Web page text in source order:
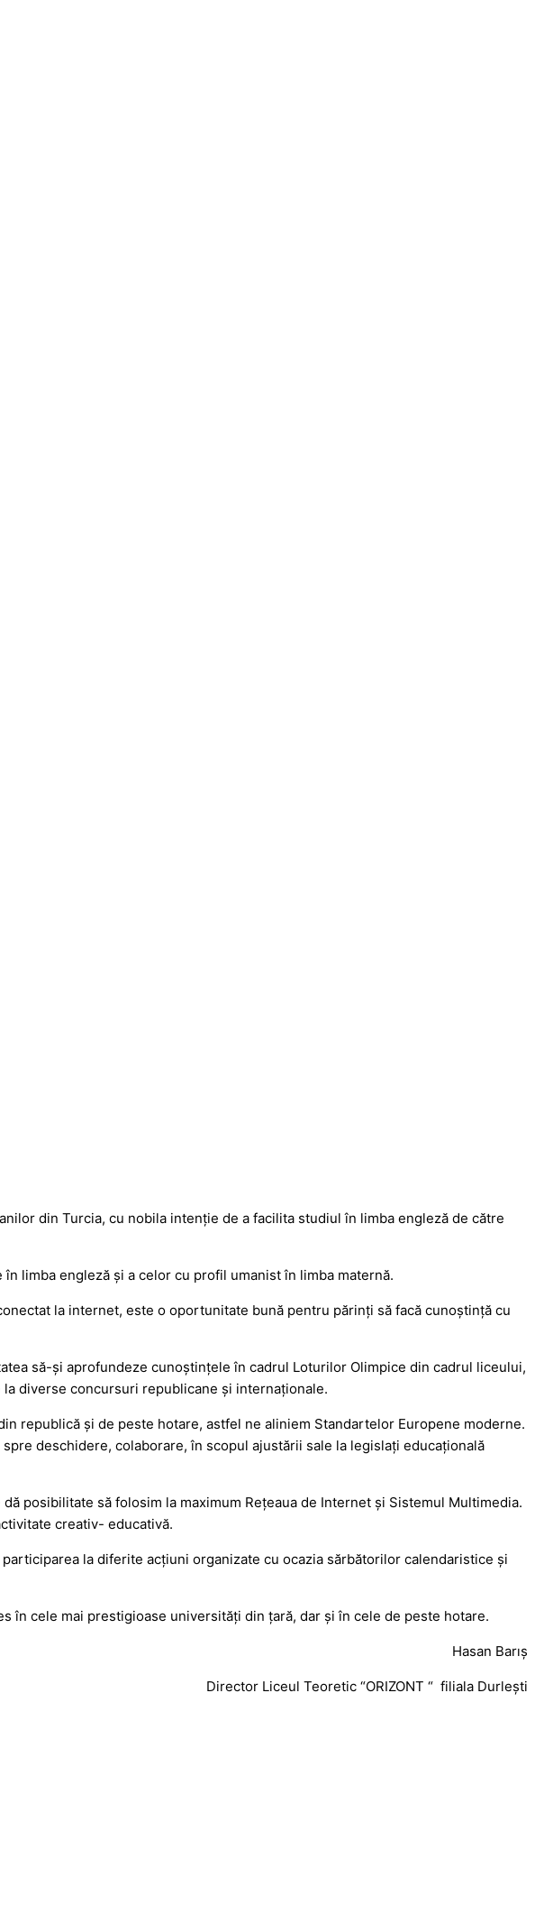
din Turcia, cu nobila intenţie de a facilita studiul în limba engleză de către
limba engleză şi a celor cu profil umanist în limba maternă.
la internet, este o oportunitate bună pentru părinţi să facă cunoştinţă cu
să-şi aprofundeze cunoştinţele în cadrul Loturilor Olimpice din cadrul liceului,
diverse concursuri republicane şi internaţionale.
republică şi de peste hotare, astfel ne aliniem Standartelor Europene moderne.
deschidere, colaborare, în scopul ajustării sale la legislaţi educaţională
posibilitate să folosim la maximum Rețeaua de Internet și Sistemul Multimedia.
creativ- educativă.
la diferite acțiuni organizate cu ocazia sărbătorilor calendaristice şi
în cele mai prestigioase universităţi din ţară, dar şi în cele de peste hotare.
Hasan Barış
Director Liceul Teoretic “ORIZONT “ filiala Durleşti